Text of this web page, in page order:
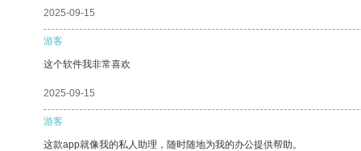
2025-09-15
游客
这个软件我非常喜欢
2025-09-15
游客
这款app就像我的私人助理，随时随地为我的办公提供帮助。